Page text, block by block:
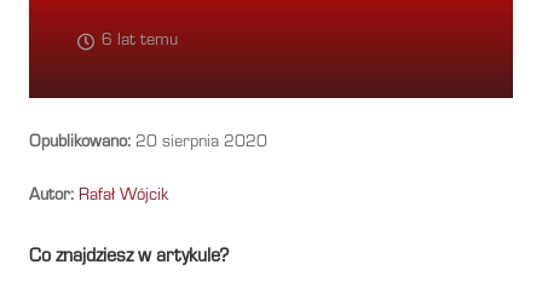
6 lat temu
Opublikowano: 20 sierpnia 2020
Autor: Rafał Wójcik
Co znajdziesz w artykule?